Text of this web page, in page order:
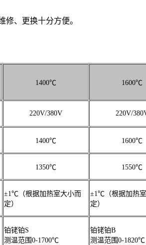
修、更换十分方便。
1400℃ 1600℃
220V/380V 220V/
1400℃ 1600℃
1350℃ 1550℃
±1℃（根据加热室大小而
定）
±1℃（根据加热
定）
铂铑铂S
测温范围0-1700℃
铂铑铂B
测温范围0-1820℃